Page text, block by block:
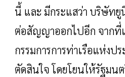
นี้ และ มีกระแสว่า บริษัทยู
ต่อสัญญาออกไปอีก จากที่
กรรมการการท่าเรือแห่งป
ตัดสินใจ โดยโยนให้รัฐม